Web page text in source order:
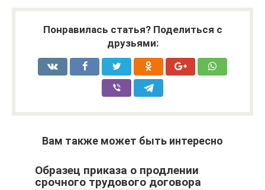
Понравилась статья? Поделиться с
друзьями:
Вам также может быть интересно
Образец приказа о продлении
срочного трудового договора